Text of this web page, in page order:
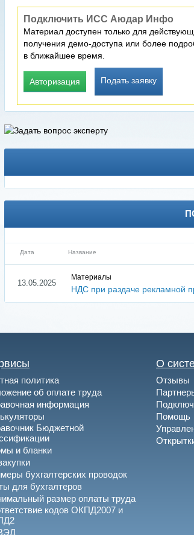
Подключить ИСС Аюдар Инфо
Материал доступен только для
получения демо-доступа или более
в ближайшее время.
Авторизация Подать заявку
Дата Название
13.05.2025
Материалы
НДС при раздаче рекламной
политика
об оплате труда
информация
Бюджетной
и бланки
бухгалтерских проводок
для бухгалтеров
размер оплаты труда
кодов ОКПД2007 и
О
Отзывы
Помощь